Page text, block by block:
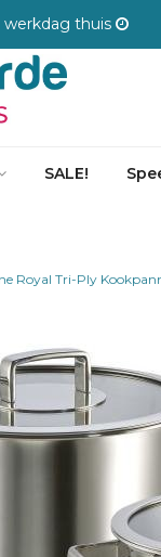
werkdag thuis
SALE!
Royal Tri-Ply